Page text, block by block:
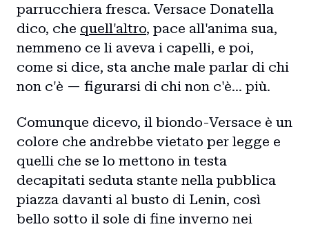
parrucchiera fresca. Versace Donatella
dico, che quell'altro, pace all'anima sua,
nemmeno ce li aveva i capelli, e poi,
come si dice, sta anche male parlar di chi
non c'è — figurarsi di chi non c'è… più.
Comunque dicevo, il biondo-Versace è un
colore che andrebbe vietato per legge e
quelli che se lo mettono in testa
decapitati seduta stante nella pubblica
piazza davanti al busto di Lenin, così
bello sotto il sole di fine inverno nei